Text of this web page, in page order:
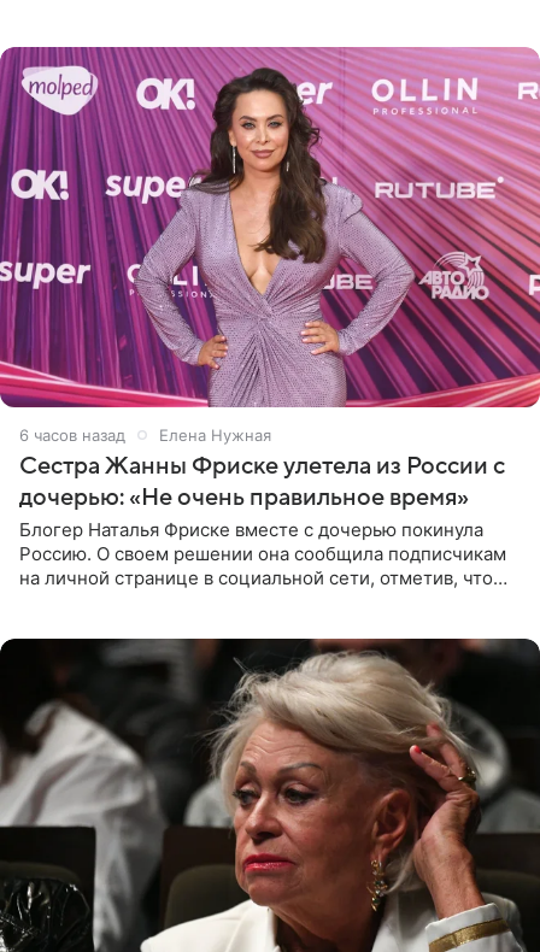
6 часов назад Елена Нужная
Сестра Жанны Фриске улетела из России с
дочерью: «Не очень правильное время»
Блогер Наталья Фриске вместе с дочерью покинула
Россию. О своем решении она сообщила подписчикам
на личной странице в социальной сети, отметив, что